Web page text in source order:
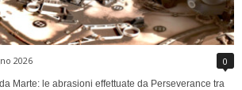
2026 0
Marte: le abrasioni effettuate da Perseverance tra